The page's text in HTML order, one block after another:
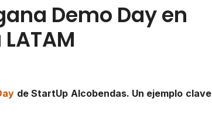
Demo Day en
de StartUp Alcobendas. Un ejemplo clave